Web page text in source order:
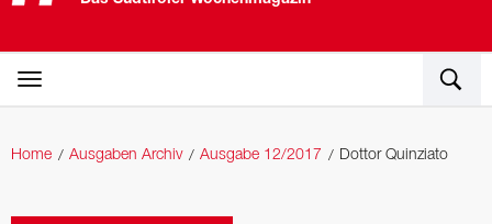
Home Ausgaben Archiv Ausgabe 12/2017 Dottor Quinziato